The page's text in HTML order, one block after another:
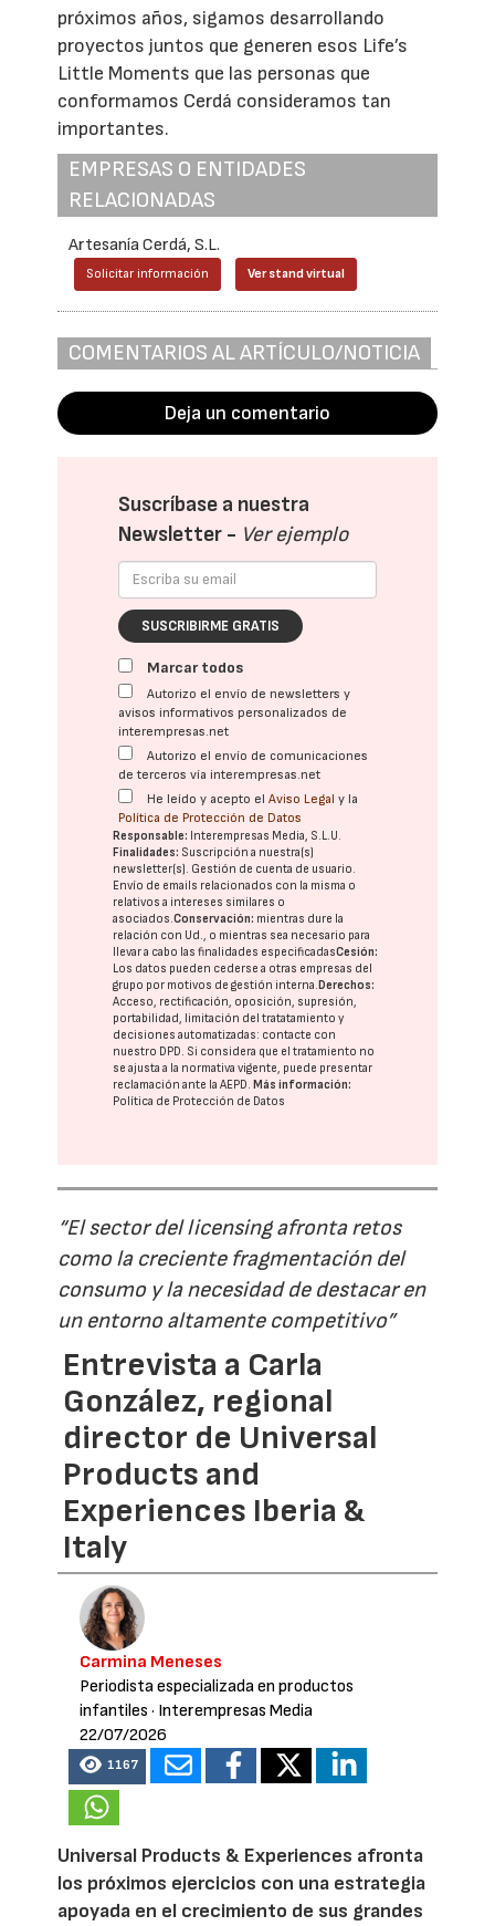
próximos años, sigamos desarrollando
proyectos juntos que generen esos Life’s
Little Moments que las personas que
conformamos Cerdá consideramos tan
importantes.
EMPRESAS O ENTIDADES
RELACIONADAS
Artesanía Cerdá, S.L.
Solicitar información Ver stand virtual
COMENTARIOS AL ARTÍCULO/NOTICIA
Deja un comentario
Suscríbase a nuestra
Newsletter - Ver ejemplo
SUSCRIBIRME GRATIS
Marcar todos
Autorizo el envío de newsletters y
avisos informativos personalizados de
interempresas.net
Autorizo el envío de comunicaciones
de terceros vía interempresas.net
He leído y acepto elAviso Legal y la
Política de Protección de Datos
Responsable: Interempresas Media, S.L.U.
Finalidades: Suscripción a nuestra(s)
newsletter(s). Gestión de cuenta de usuario.
Envío de emails relacionados con la misma o
relativos a intereses similares o
asociados.Conservación: mientras dure la
relación con Ud., o mientras sea necesario para
llevar a cabo las finalidades especificadasCesión:
Los datos pueden cederse a otras empresas del
grupo por motivos de gestión interna.Derechos:
Acceso, rectificación, oposición, supresión,
portabilidad, limitación del tratatamiento y
decisiones automatizadas: contacte con
nuestro DPD. Si considera que el tratamiento no
se ajusta a la normativa vigente, puede presentar
reclamación ante laAEPD.Más información:
Política de Protección de Datos
“El sector del licensing afronta retos
como la creciente fragmentación del
consumo y la necesidad de destacar en
un entorno altamente competitivo”
Entrevista a Carla
González, regional
director de Universal
Products and
Experiences Iberia &
Italy
Carmina Meneses
Periodista especializada en productos
infantiles · Interempresas Media
22/07/2026
1167
Universal Products & Experiences afronta
los próximos ejercicios con una estrategia
apoyada en el crecimiento de sus grandes